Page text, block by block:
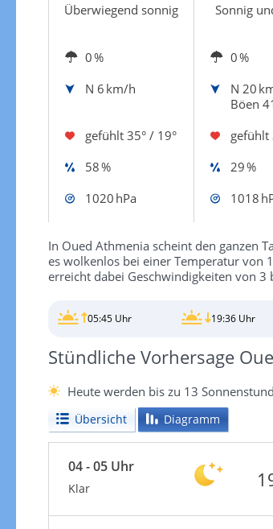
Überwiegend sonnig Sonnig
0 % 0 %
N 6 km/h N 20
Böen
gefühlt 35° / 19° gefühlt
58 %
29 %
1020 hPa
1018
In Oued Athmenia scheint den ganzen
es wolkenlos bei einer Temperatur von
erreicht dabei Geschwindigkeiten von
05:45 Uhr 19:36 Uhr
Stündliche Vorhersage
Heute werden bis zu 13
Übersicht Diagramm
04 - 05 Uhr
Klar